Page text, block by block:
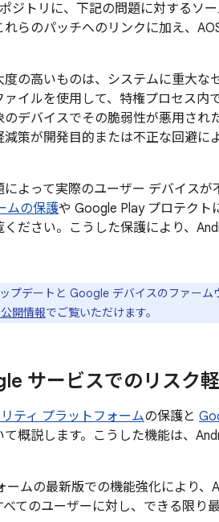
ジトリに、下記の問題に対するソ
らのパッチへのリンクに加え、
の高いものは、システムに重大な
イルを使用して、特権プロセス内
のデバイスでその脆弱性が悪用され
策が開発目的または不正な回避に
よって実際のユーザー デバイスが
ムの保護や Google Play プロテクト
ください。こうした保護により、
プデートと Google デバイスのファーム
開情報でご覧いただけます。
サービスでのリスク
ティ プラットフォームの保護と
概説します。こうした機能は、
ームの最新版での機能強化により
てのユーザーに対し、できる限り